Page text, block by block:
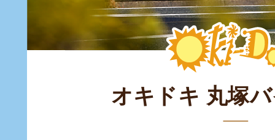
オキドキ 丸塚